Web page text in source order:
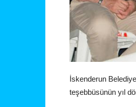
İskenderun
teşebbüsünün yıl